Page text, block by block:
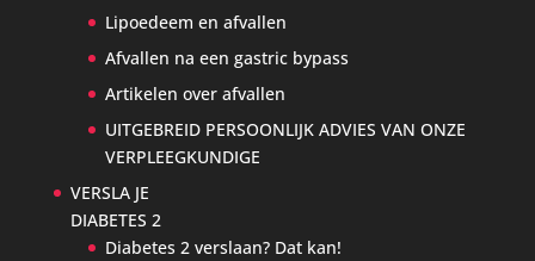
Lipoedeem en afvallen
Afvallen na een gastric bypass
Artikelen over afvallen
UITGEBREID PERSOONLIJK ADVIES VAN ONZE
VERPLEEGKUNDIGE
VERSLA JE
DIABETES 2
Diabetes 2 verslaan? Dat kan!